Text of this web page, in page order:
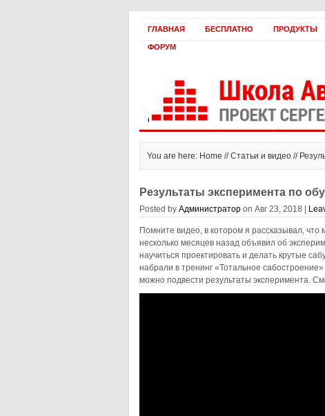
ГЛАВНАЯ БЕСПЛАТНО ПРОДУКТЫ
ФОРУМ
Статьи и видео Интервью Как
You are here: Home //Статьи и видео //
Результаты эксперимента по
Posted by Администратор on Авг 23, 2018 |
Помните видео, в котором я рассказывал,
несколько месяцев назад объявил об
научиться проектировать и делать крутые
набрали в тренинг «Тотальное
можно подвести результаты эксперимента.